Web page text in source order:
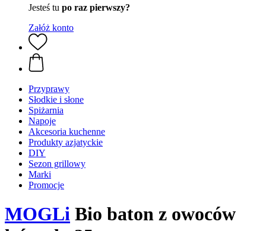
Jesteś tu po raz pierwszy?
Załóż konto
Przyprawy
Słodkie i słone
Spiżarnia
Napoje
Akcesoria kuchenne
Produkty azjatyckie
DIY
Sezon grillowy
Marki
Promocje
MOGLi Bio baton z owoców